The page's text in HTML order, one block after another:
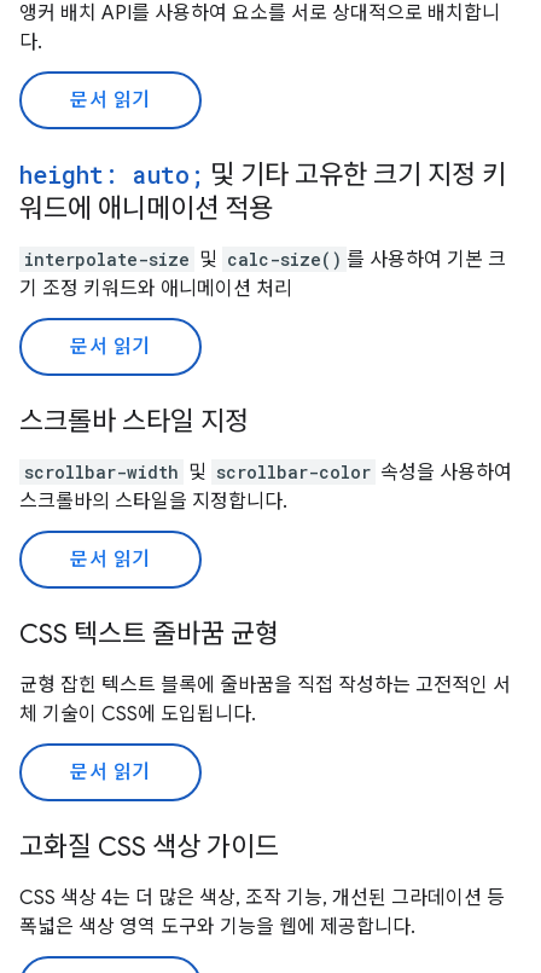
앵커 배치 API를 사용하여 요소를 서로 상대적으로 배치합니
다.
문서 읽기
height: auto; 및 기타 고유한 크기 지정 키
워드에 애니메이션 적용
interpolate-size 및 calc-size() 를 사용하여 기본 크
기 조정 키워드와 애니메이션 처리
문서 읽기
스크롤바 스타일 지정
scrollbar-width 및 scrollbar-color 속성을 사용하여
스크롤바의 스타일을 지정합니다.
문서 읽기
CSS 텍스트 줄바꿈 균형
균형 잡힌 텍스트 블록에 줄바꿈을 직접 작성하는 고전적인 서
체 기술이 CSS에 도입됩니다.
문서 읽기
고화질 CSS 색상 가이드
CSS 색상 4는 더 많은 색상, 조작 기능, 개선된 그라데이션 등
폭넓은 색상 영역 도구와 기능을 웹에 제공합니다.